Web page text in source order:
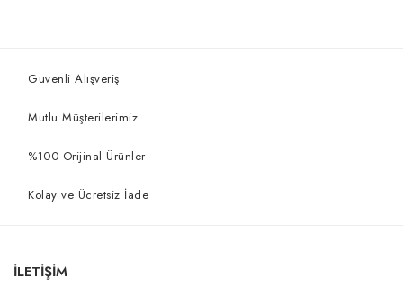
Güvenli Alışveriş
Mutlu Müşterilerimiz
%100 Orijinal Ürünler
Kolay ve Ücretsiz İade
İLETİŞİM